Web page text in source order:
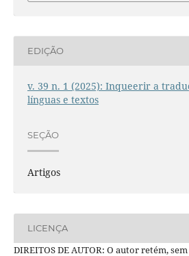
EDIÇÃO
v. 39 n. 1 (2025): Inqueerir a
línguas e textos
SEÇÃO
Artigos
LICENÇA
DIREITOS DE AUTOR: O autor retém,